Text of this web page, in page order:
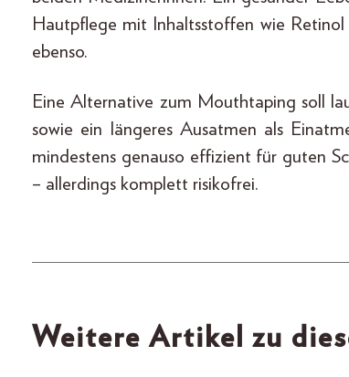
Hautpflege mit Inhaltsstoffen wie
ebenso.
Eine Alternative zum Mouthtaping soll
sowie ein längeres Ausatmen als
mindestens genauso effizient für guten
– allerdings komplett risikofrei.
Weitere Artikel zu